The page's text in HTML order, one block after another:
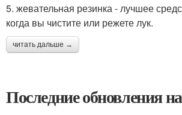
5. жевательная резинка - лучшее
когда вы чистите или режете лук.
читать дальше →
Последние обновления